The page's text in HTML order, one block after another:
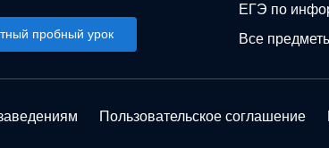
пробный урок
ЕГЭ по
Все
Пользовательское соглашение